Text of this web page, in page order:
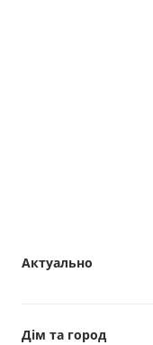
Актуально
Дім та город